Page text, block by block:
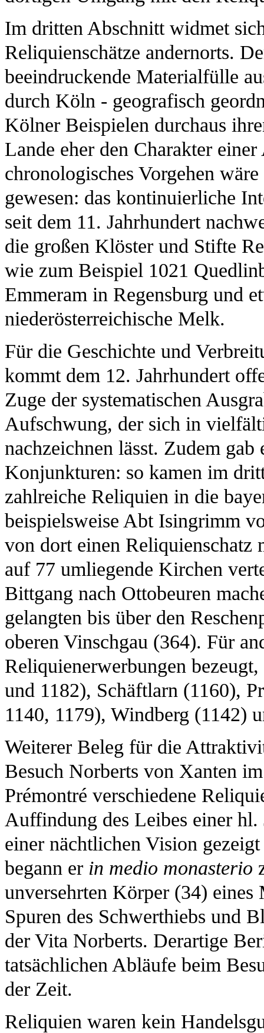
Im dritten Abschnitt widmet
Reliquienschätze andernorts.
beeindruckende Materialfülle
durch Köln - geografisch
Kölner Beispielen durchaus
Lande eher den Charakter
chronologisches Vorgehen
gewesen: das kontinuierliche
seit dem 11. Jahrhundert
die großen Klöster und Stifte
wie zum Beispiel 1021
Emmeram in Regensburg und
niederösterreichische Melk.
Für die Geschichte und
kommt dem 12. Jahrhundert
Zuge der systematischen
Aufschwung, der sich in
nachzeichnen lässt. Zudem
Konjunkturen: so kamen im
zahlreiche Reliquien in die
beispielsweise Abt Isingrimm
von dort einen Reliquienschatz
auf 77 umliegende Kirchen
Bittgang nach Ottobeuren
gelangten bis über den
oberen Vinschgau (364). Für
Reliquienerwerbungen
und 1182), Schäftlarn (1160),
1140, 1179), Windberg (1142)
Weiterer Beleg für die
Besuch Norberts von Xanten
Prémontré verschiedene
Auffindung des Leibes einer
einer nächtlichen Vision
begann er in medio monasterio
unversehrten Körper (34)
Spuren des Schwerthiebs und
der Vita Norberts. Derartige
tatsächlichen Abläufe beim
der Zeit.
Reliquien waren kein